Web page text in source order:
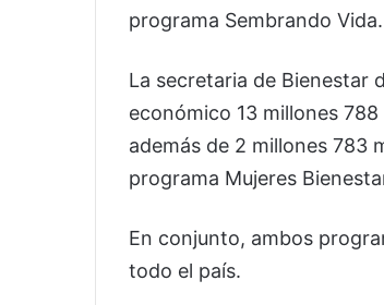
programa Sembrando Vida.
La secretaria de Bienestar
económico 13 millones
además de 2 millones 783
programa Mujeres
En conjunto, ambos
todo el país.